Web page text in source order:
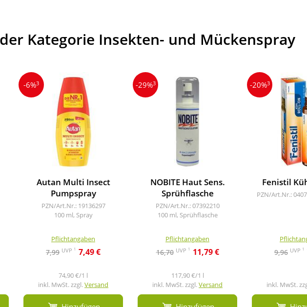
Kategorie Insekten- und Mückenspray
-6%3
Autan Multi Insect
Pumpspray
PZN/Art.Nr.: 19136297
100 ml, Spray
Pflichtangaben
7,99 UVP 1 7,49 €
74,90 €/1 l
inkl. MwSt. zzgl.Versand
-29%3
NOBITE Haut Sens.
Sprühflasche
PZN/Art.Nr.: 07392210
100 ml, Sprühflasche
Pflichtangaben
16,70 UVP 1 11,79 €
117,90 €/1 l
inkl. MwSt. zzgl.Versand
-20%3
Fenistil
PZN/Art.Nr.:
9,96 UVP 1
inkl. MwSt.